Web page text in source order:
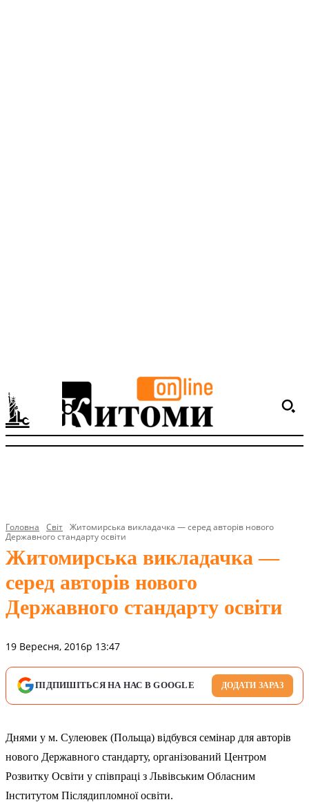
Головна Світ Житомирська викладачка — серед авторів нового
Державного стандарту освіти
Житомирська викладачка —
серед авторів нового
Державного стандарту освіти
19 Вересня, 2016р 13:47
ПІДПИШІТЬСЯ НА НАС В GOOGLE ДОДАТИ ЗАРАЗ
Днями у м. Сулеювек (Польща) відбувся семінар для авторів
нового Державного стандарту, організований Центром
Розвитку Освіти у співпраці з Львівським Обласним
Інститутом Післядипломної освіти.